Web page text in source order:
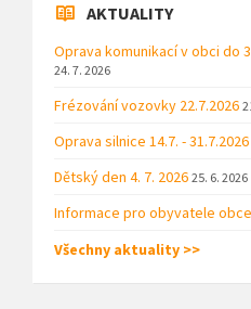
AKTUALITY
Oprava komunikací v obci do
24. 7. 2026
Frézování vozovky 22.7.2026
Oprava silnice 14.7. - 31.7.2026
Dětský den 4. 7. 2026 25. 6. 2026
Informace pro obyvatele obce
Všechny aktuality >>